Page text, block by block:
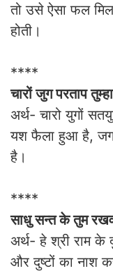
तो उसे ऐसा फल
होती।
****
चारों जुग परताप
अर्थ- चारो युगों
यश फैला हुआ है,
है।
****
साधु सन्त के तुम
अर्थ- हे श्री राम के
और दुष्टों का नाश